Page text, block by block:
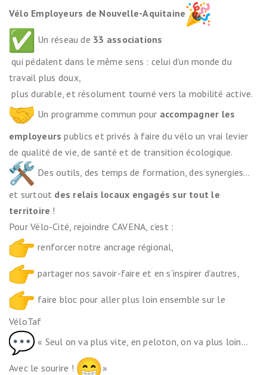
Vélo Employeurs de Nouvelle-Aquitaine
Un réseau de 33 associations
qui pédalent dans le même sens : celui d’un monde du
travail plus doux,
plus durable, et résolument tourné vers la mobilité active.
Un programme commun pour accompagner les
employeurs publics et privés à faire du vélo un vrai levier
de qualité de vie, de santé et de transition écologique.
Des outils, des temps de formation, des synergies…
et surtout des relais locaux engagés sur tout le
territoire !
Pour Vélo-Cité, rejoindre CAVENA, c’est :
renforcer notre ancrage régional,
partager nos savoir-faire et en s’inspirer d’autres,
faire bloc pour aller plus loin ensemble sur le
VéloTaf
« Seul on va plus vite, en peloton, on va plus loin…
Avec le sourire !
»